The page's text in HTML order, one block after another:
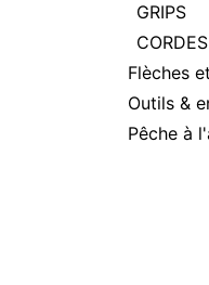
GRIPS
Flèches
Outils &
Pêche à